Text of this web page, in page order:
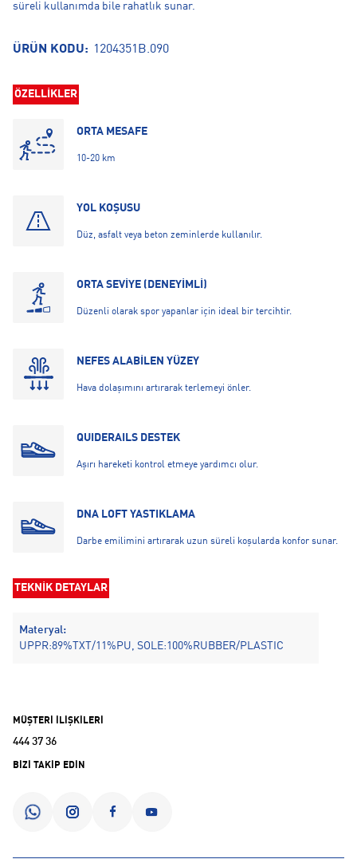
süreli kullanımda bile rahatlık sunar.
ÜRÜN KODU: 1204351B.090
ÖZELLİKLER
ORTA MESAFE
10-20 km
YOL KOŞUSU
Düz, asfalt veya beton zeminlerde kullanılır.
ORTA SEVİYE (DENEYİMLİ)
Düzenli olarak spor yapanlar için ideal bir tercihtir.
NEFES ALABİLEN YÜZEY
Hava dolaşımını artırarak terlemeyi önler.
QUIDERAILS DESTEK
Aşırı hareketi kontrol etmeye yardımcı olur.
DNA LOFT YASTIKLAMA
Darbe emilimini artırarak uzun süreli koşularda konfor sunar.
TEKNİK DETAYLAR
Materyal:
UPPR:89%TXT/11%PU, SOLE:100%RUBBER/PLASTIC
MÜŞTERİ İLİŞKİLERİ
444 37 36
BİZİ TAKİP EDİN